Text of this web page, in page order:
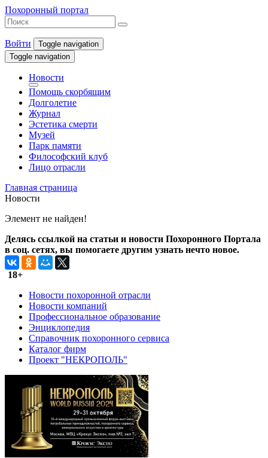
Похоронный портал
Войти
Toggle navigation
Toggle navigation
Новости
Помощь скорбящим
Долголетие
Журнал
Эстетика смерти
Музей
Парк памяти
Философский клуб
Лицо отрасли
Главная страница
Новости
Элемент не найден!
Делясь ссылкой на статьи и новости Похоронного Портала
в соц. сетях, вы помогаете другим узнать нечто новое.
18+
Новости похоронной отрасли
Новости компаний
Профессиональное образование
Энциклопедия
Справочник похоронного сервиса
Каталог фирм
Проект "НЕКРОПОЛЬ"